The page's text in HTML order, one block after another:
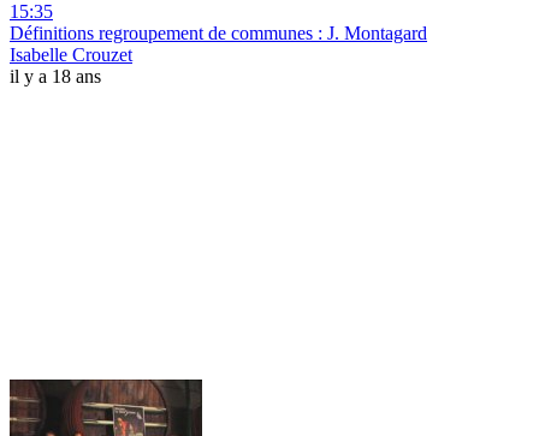
15:35
Définitions regroupement de communes : J. Montagard
Isabelle Crouzet
il y a 18 ans